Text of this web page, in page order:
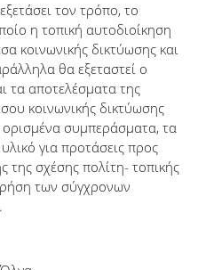
τον τρόπο, το
η τοπική αυτοδιοίκηση
κοινωνικής δικτύωσης και
θα εξεταστεί ο
τα αποτελέσματα της
κοινωνικής δικτύωσης
συμπεράσματα, τα
για προτάσεις προς
της σχέσης πολίτη- τοπικής
των σύγχρονων